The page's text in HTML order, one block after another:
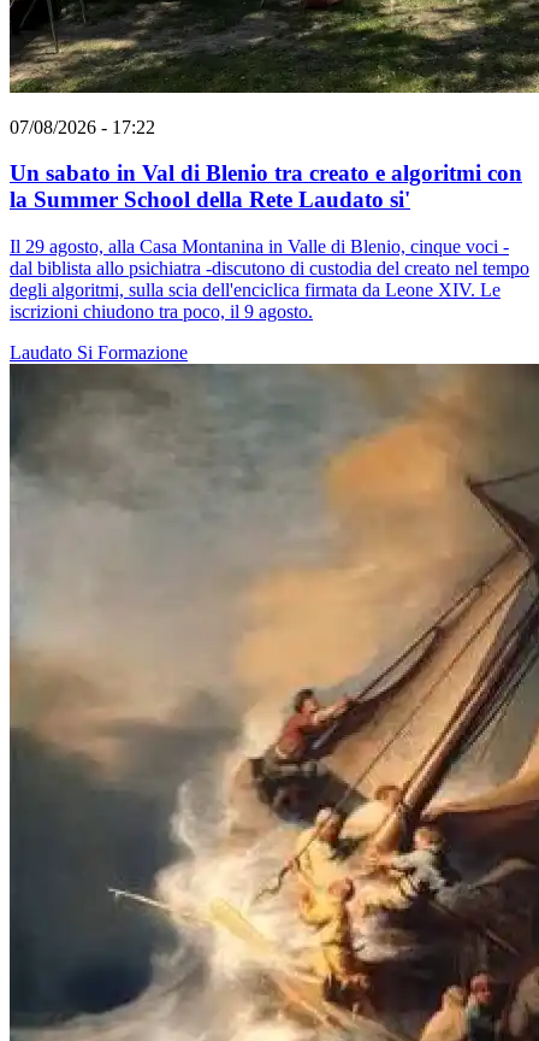
07/08/2026 - 17:22
Un sabato in Val di Blenio tra creato e algoritmi con
la Summer School della Rete Laudato si'
Il 29 agosto, alla Casa Montanina in Valle di Blenio, cinque voci -
dal biblista allo psichiatra -discutono di custodia del creato nel tempo
degli algoritmi, sulla scia dell'enciclica firmata da Leone XIV. Le
iscrizioni chiudono tra poco, il 9 agosto.
Laudato Si Formazione